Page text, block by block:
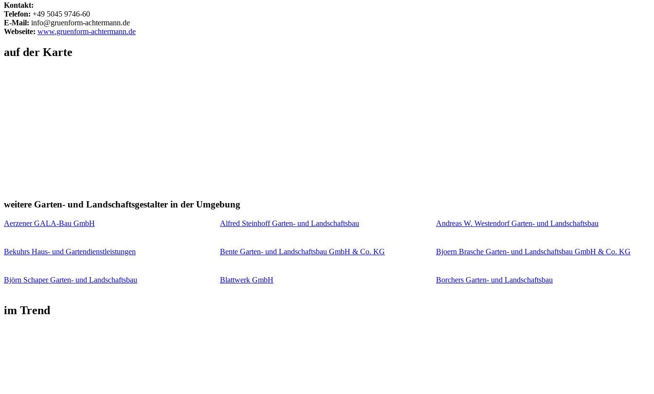
Kontakt:
Telefon: +49 5045 9746-60
E-Mail: info@gruenform-achtermann.de
Webseite: www.gruenform-achtermann.de
auf der Karte
weitere Garten- und Landschaftsgestalter in der Umgebung
Aerzener GALA-Bau GmbH Alfred Steinhoff Garten- und Landschaftsbau Andreas W. Westendorf Garten- und Landschaftsbau
Bekuhrs Haus- und Gartendienstleistungen Bente Garten- und Landschaftsbau GmbH & Co. KG Bjoern Brasche Garten- und Landschaftsbau GmbH & Co. KG
Björn Schaper Garten- und Landschaftsbau Blattwerk GmbH Borchers Garten- und Landschaftsbau
im Trend